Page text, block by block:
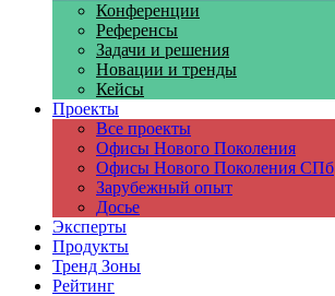
Конференции
Референсы
Задачи и решения
Новации и тренды
Кейсы
Проекты
Все проекты
Офисы Нового Поколения
Офисы Нового Поколения СПб
Зарубежный опыт
Досье
Эксперты
Продукты
Тренд Зоны
Рейтинг